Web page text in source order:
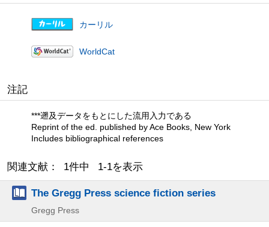
カーリル
WorldCat
注記
***遡及データをもとにした流用入力である
Reprint of the ed. published by Ace Books, New York
Includes bibliographical references
関連文献： 1件中 1-1を表示
The Gregg Press science fiction series
Gregg Press